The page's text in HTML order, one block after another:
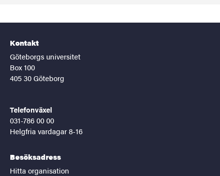
Kontakt
Göteborgs universitet
Box 100
405 30 Göteborg
Telefonväxel
031-786 00 00
Helgfria vardagar 8-16
Besöksadress
Hitta organisation